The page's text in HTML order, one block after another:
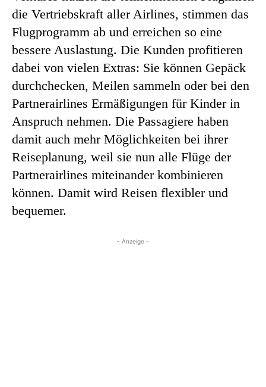
die Vertriebskraft aller Airlines, stimmen das
Flugprogramm ab und erreichen so eine
bessere Auslastung. Die Kunden profitieren
dabei von vielen Extras: Sie können Gepäck
durchchecken, Meilen sammeln oder bei den
Partnerairlines Ermäßigungen für Kinder in
Anspruch nehmen. Die Passagiere haben
damit auch mehr Möglichkeiten bei ihrer
Reiseplanung, weil sie nun alle Flüge der
Partnerairlines miteinander kombinieren
können. Damit wird Reisen flexibler und
bequemer.
- Anzeige -